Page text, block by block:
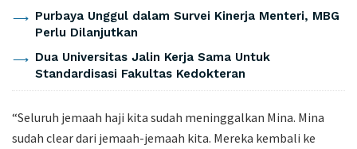
Purbaya Unggul dalam Survei Kinerja Menteri, MBG
Perlu Dilanjutkan
Dua Universitas Jalin Kerja Sama Untuk
Standardisasi Fakultas Kedokteran
“Seluruh jemaah haji kita sudah meninggalkan Mina. Mina
sudah clear dari jemaah-jemaah kita. Mereka kembali ke